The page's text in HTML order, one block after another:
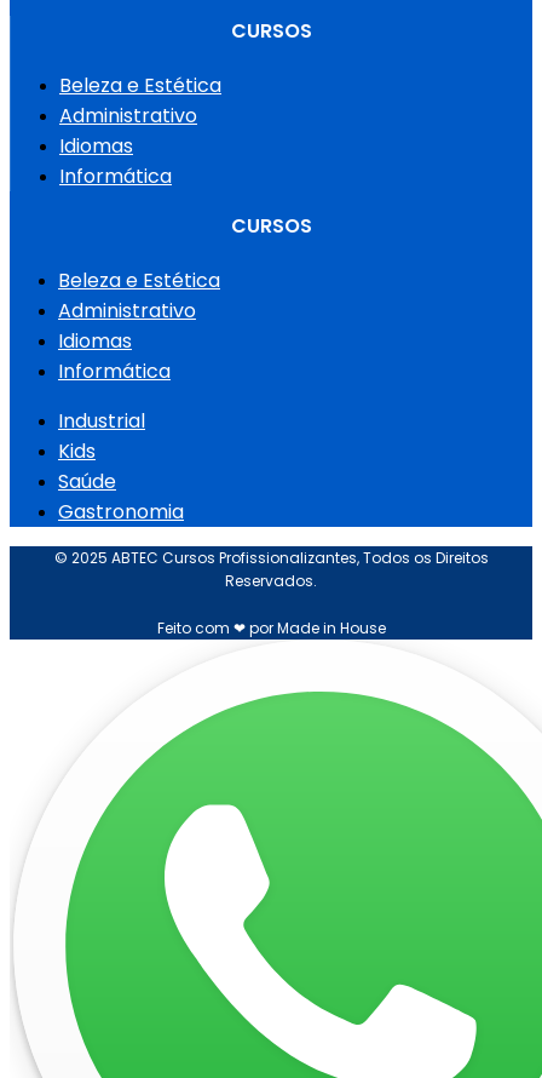
CURSOS
Beleza e Estética
Administrativo
Idiomas
Informática
CURSOS
Beleza e Estética
Administrativo
Idiomas
Informática
Industrial
Kids
Saúde
Gastronomia
© 2025 ABTEC Cursos Profissionalizantes, Todos os Direitos
Reservados.
Feito com ❤ por Made in House